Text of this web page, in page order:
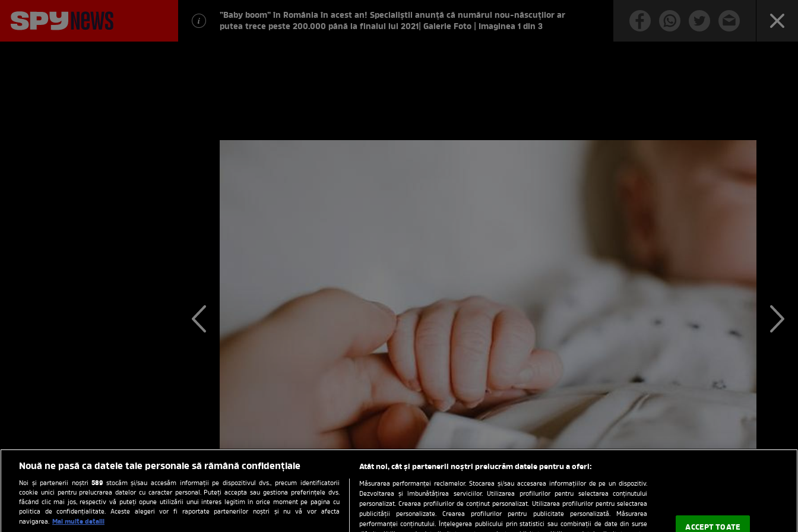
”Baby boom” în România în acest an! Specialiștii anunță că numărul nou-născuților ar
putea trece peste 200.000 până la finalul lui 2021| Galerie Foto | Imaginea 1 din 3
Nouă ne pasă ca datele tale personale să rămână confidențiale
Noi și partenerii noștri589 stocăm și/sau accesăm informații pe dispozitivul dvs., precum identificatorii
cookie unici pentru prelucrarea datelor cu caracter personal. Puteți accepta sau gestiona preferințele dvs.
făcând clic mai jos, respectiv vă puteți opune utilizării unui interes legitim în orice moment pe pagina cu
politica de confidențialitate. Aceste alegeri vor fi raportate partenerilor noștri și nu vă vor afecta
navigarea. Mai multe detalii
Atât noi, cât și partenerii noștri prelucrăm datele pentru a oferi:
Măsurarea performanței reclamelor. Stocarea și/sau accesarea informațiilor de pe un dispozitiv.
Dezvoltarea și îmbunătățirea serviciilor. Utilizarea profilurilor pentru selectarea conținutului
personalizat. Crearea profilurilor de conținut personalizat. Utilizarea profilurilor pentru selectarea
publicității personalizate. Crearea profilurilor pentru publicitate personalizată. Măsurarea
performanței conținutului. Înțelegerea publicului prin statistici sau combinații de date din surse
ACCEPT TOATE